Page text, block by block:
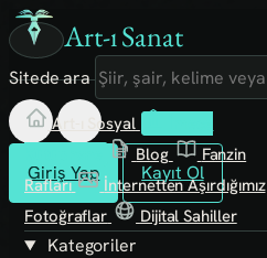
Art-ı Sanat
Sitede ara
Giriş Yap Kayıt Ol
Art-ı Sosyal
Blog
Fanzin
Rafları
İnternetten Aşırdığımız
Fotoğraflar
Dijital Sahiller
Kategoriler